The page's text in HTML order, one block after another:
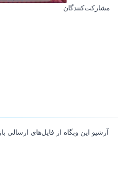
مشارکت‌کنندگان
آرشیو این وبگاه از فایل‌های ارسالی